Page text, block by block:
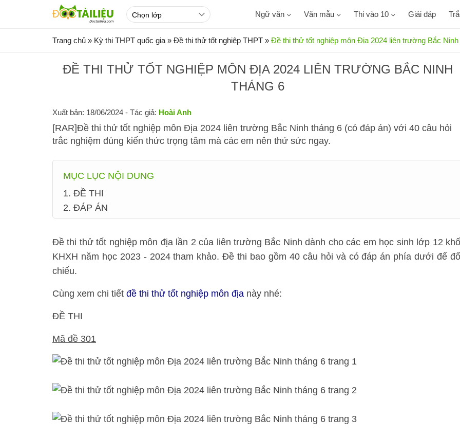
Ngữ văn Văn mẫu Thi vào 10 Giải đáp
Trang chủ » Kỳ thi THPT quốc gia » Đề thi thử tốt nghiệp THPT » Đề thi thử tốt nghiệp môn Địa 2024 liên trường Bắc Ninh
ĐỀ THI THỬ TỐT NGHIỆP MÔN ĐỊA 2024 LIÊN TRƯỜNG BẮC NINH
THÁNG 6
Xuất bản: 18/06/2024 - Tác giả: Hoài Anh
[RAR]Đề thi thử tốt nghiệp môn Địa 2024 liên trường Bắc Ninh tháng 6 (có đáp án) với 40 câu hỏi
trắc nghiệm đúng kiến thức trọng tâm mà các em nên thử sức ngay.
MỤC LỤC NỘI DUNG
1. ĐỀ THI
2. ĐÁP ÁN
Đề thi thử tốt nghiệp môn địa lần 2 của liên trường Bắc Ninh dành cho các em học sinh lớp 12
KHXH năm học 2023 - 2024 tham khảo. Đề thi bao gồm 40 câu hỏi và có đáp án phía dưới để
chiếu.
Cùng xem chi tiết đề thi thử tốt nghiệp môn địa này nhé:
ĐỀ THI
Mã đề 301